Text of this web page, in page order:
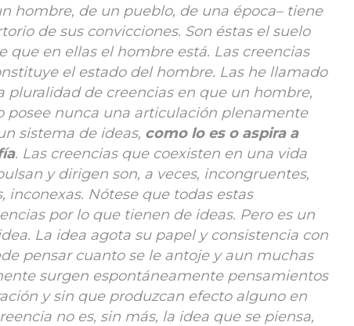
hombre, de un pueblo, de una época– tiene
de sus convicciones. Son éstas el suelo
que en ellas el hombre está. Las creencias
el estado del hombre. Las he llamado
pluralidad de creencias en que un hombre,
posee nunca una articulación plenamente
sistema de ideas, como lo es o aspira a
. Las creencias que coexisten en una vida
y dirigen son, a veces, incongruentes,
inconexas. Nótese que todas estas
por lo que tienen de ideas. Pero es un
La idea agota su papel y consistencia con
pensar cuanto se le antoje y aun muchas
surgen espontáneamente pensamientos
y sin que produzcan efecto alguno en
no es, sin más, la idea que se piensa,